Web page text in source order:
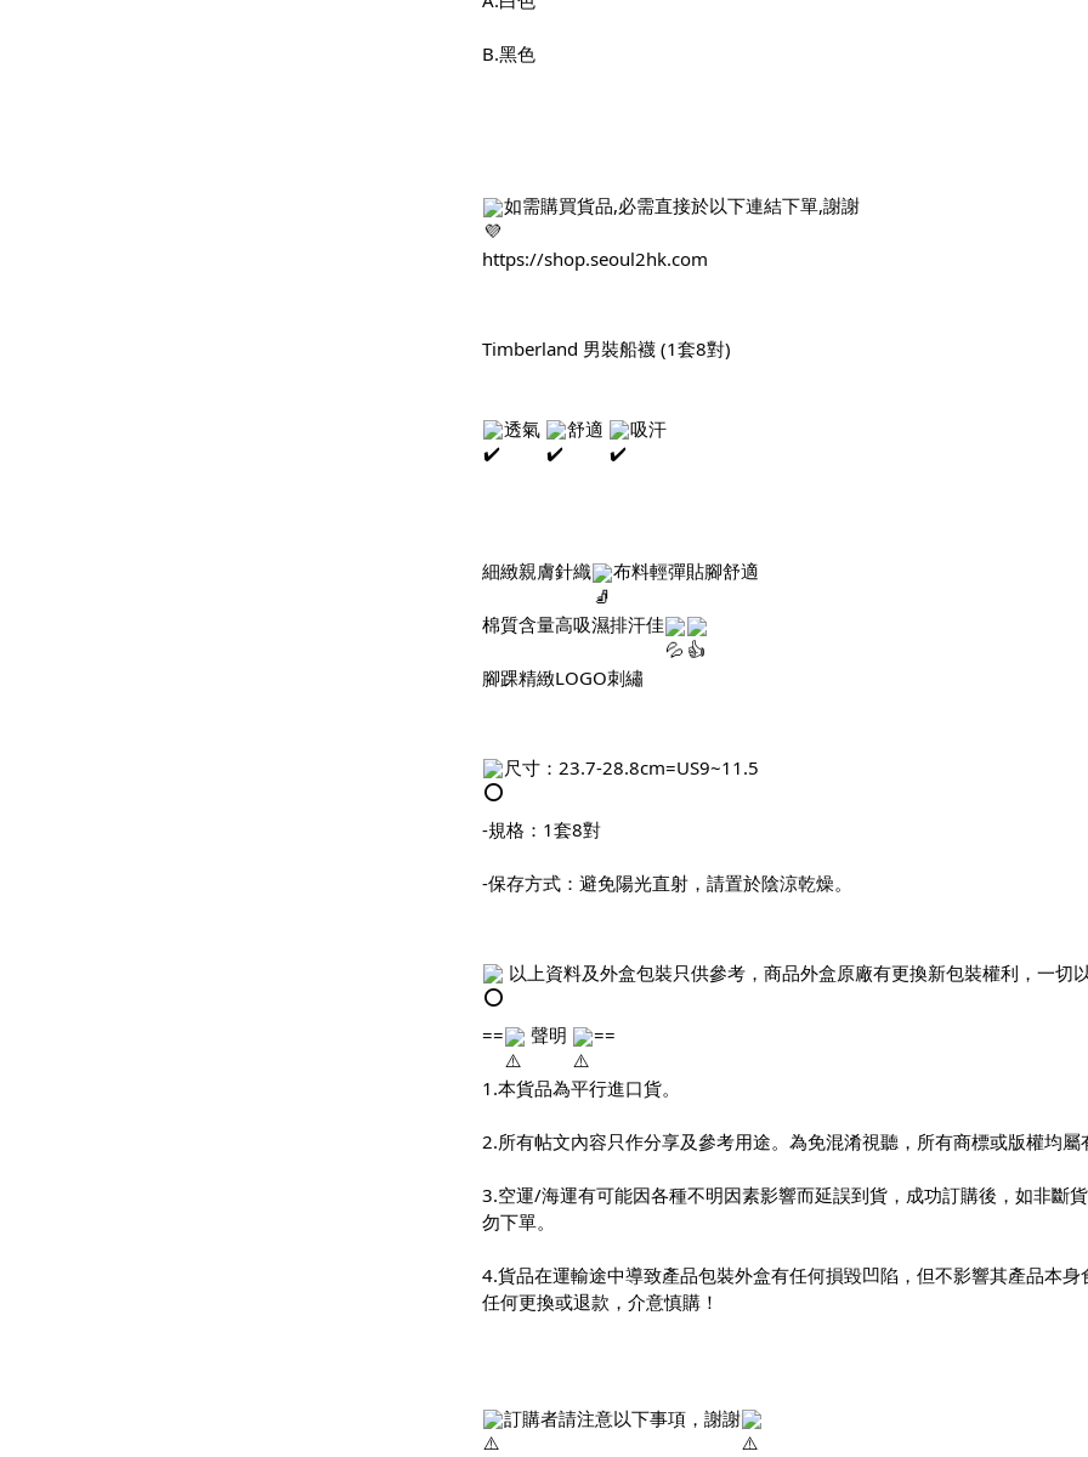
B.黑色
如需購買貨品,必需直接於以下連結下單,謝謝
https://shop.seoul2hk.com
Timberland 男裝船襪 (1套8對)
透氣 舒適 吸汗
細緻親膚針織 布料輕彈貼腳舒適
棉質含量高吸濕排汗佳
腳踝精緻LOGO刺繡
尺寸：23.7-28.8cm=US9~11.5
-規格：1套8對
-保存方式：避免陽光直射，請置於陰涼乾燥。
以上資料及外盒包裝只供參考，商品外盒原廠有更換新包裝權利，一切以
== 聲明 ==
1.本貨品為平行進口貨。
2.所有帖文內容只作分享及參考用途。為免混淆視聽，所有商標或版權均屬
3.空運/海運有可能因各種不明因素影響而延誤到貨，成功訂購後，如非斷
勿下單。
4.貨品在運輸途中導致產品包裝外盒有任何損毀凹陷，但不影響其產品本
任何更換或退款，介意慎購！
訂購者請注意以下事項，謝謝